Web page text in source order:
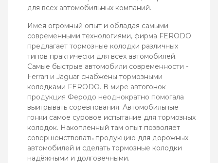
для всех автомобильных компаний.
Имея огромный опыт и обладая самыми
современными технологиями, фирма FERODO
предлагает тормозные колодки различных
типов практически для всех автомобилей.
Самые быстрые автомобили современности -
Ferrari и Jaguar снабжены тормозными
колодками FERODO. В мире автогонок
продукция Феродо неоднократно помогала
выигрывать соревнования. Автомобильные
гонки самое суровое испытание для тормозных
колодок. Накопленный там опыт позволяет
совершенствовать продукцию для дорожных
автомобилей и сделать тормозные колодки
надёжными и долговечными.